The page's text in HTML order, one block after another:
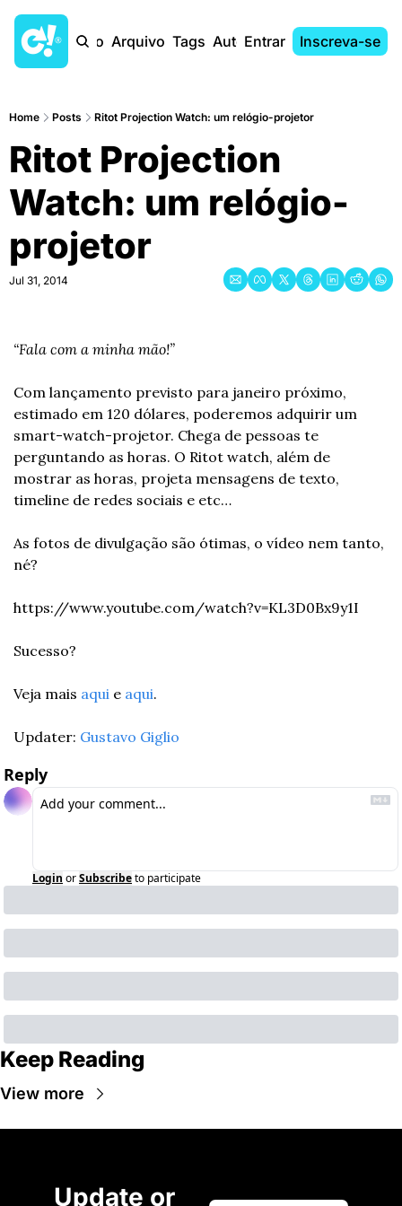
Início Arquivo Tags AutoresEntrar Inscreva-se
Home Posts Ritot Projection Watch: um relógio-projetor
Ritot Projection
Watch: um relógio-
projetor
Jul 31, 2014
“Fala com a minha mão!”
Com lançamento previsto para janeiro próximo,
estimado em 120 dólares, poderemos adquirir um
smart-watch-projetor. Chega de pessoas te
perguntando as horas. O Ritot watch, além de
mostrar as horas, projeta mensagens de texto,
timeline de redes sociais e etc…
As fotos de divulgação são ótimas, o vídeo nem tanto,
né?
https://www.youtube.com/watch?v=KL3D0Bx9y1I
Sucesso?
Veja mais aqui e aqui.
Updater: Gustavo Giglio
Reply
Login orSubscribeto participate
Keep Reading
View more
Update or